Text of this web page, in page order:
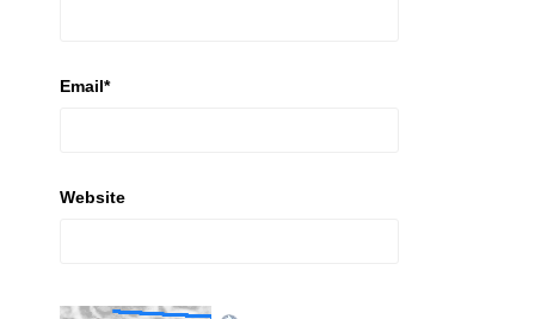
Email*
Website